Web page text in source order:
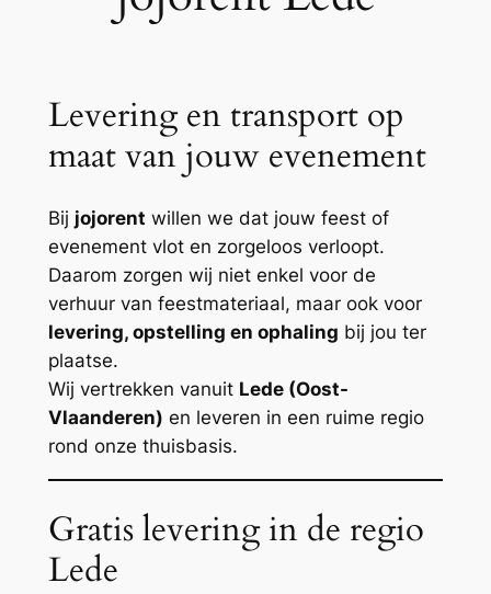
Levering en transport op
maat van jouw evenement
Bij jojorent willen we dat jouw feest of
evenement vlot en zorgeloos verloopt.
Daarom zorgen wij niet enkel voor de
verhuur van feestmateriaal, maar ook voor
levering, opstelling en ophaling bij jou ter
plaatse.
Wij vertrekken vanuit Lede (Oost-
Vlaanderen) en leveren in een ruime regio
rond onze thuisbasis.
Gratis levering in de regio
Lede